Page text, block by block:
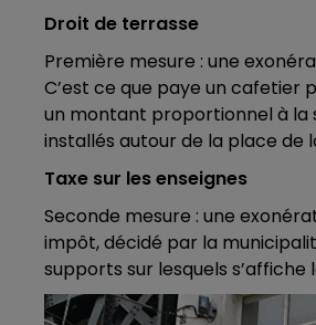
Droit de terrasse
Première mesure : une
C’est ce que paye un cafetier
un montant proportionnel à la
installés autour de la place de
Taxe sur les enseignes
Seconde mesure : une
impôt, décidé par la
supports sur lesquels s’affiche